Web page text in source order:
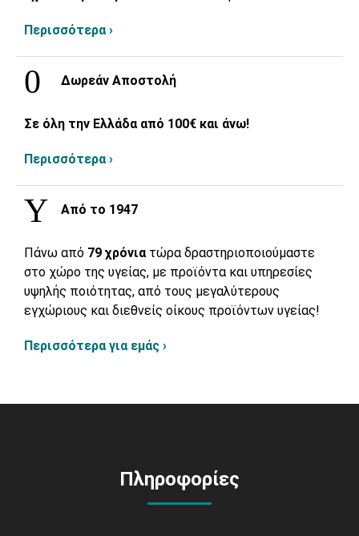
Περισσότερα ›
Δωρεάν Αποστολή
Σε όλη την Ελλάδα από 100€ και άνω!
Περισσότερα ›
Από το 1947
Πάνω από 79 χρόνια τώρα δραστηριοποιούμαστε
στο χώρο της υγείας, με προϊόντα και υπηρεσίες
υψηλής ποιότητας, από τους μεγαλύτερους
εγχώριους και διεθνείς οίκους προϊόντων υγείας!
Περισσότερα για εμάς ›
Πληροφορίες